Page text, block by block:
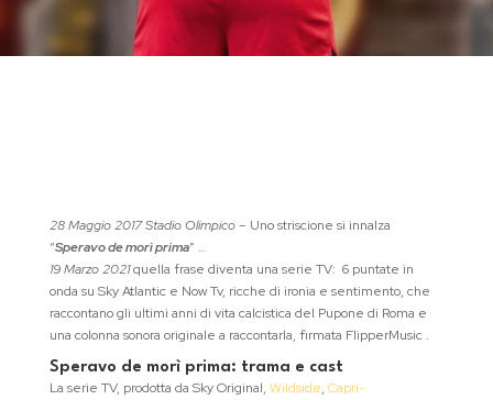
28 Maggio 2017 Stadio Olimpico– Uno striscione si innalza
“Speravo de morì prima” …
19 Marzo 2021quella frase diventa una serie TV: 6 puntate in
onda su Sky Atlantic e Now Tv, ricche di ironia e sentimento, che
raccontano gli ultimi anni di vita calcistica del Pupone di Roma e
una colonna sonora originale a raccontarla, firmata FlipperMusic .
Speravo de morì prima: trama e cast
La serie TV, prodotta da Sky Original, Wildside, Capri-